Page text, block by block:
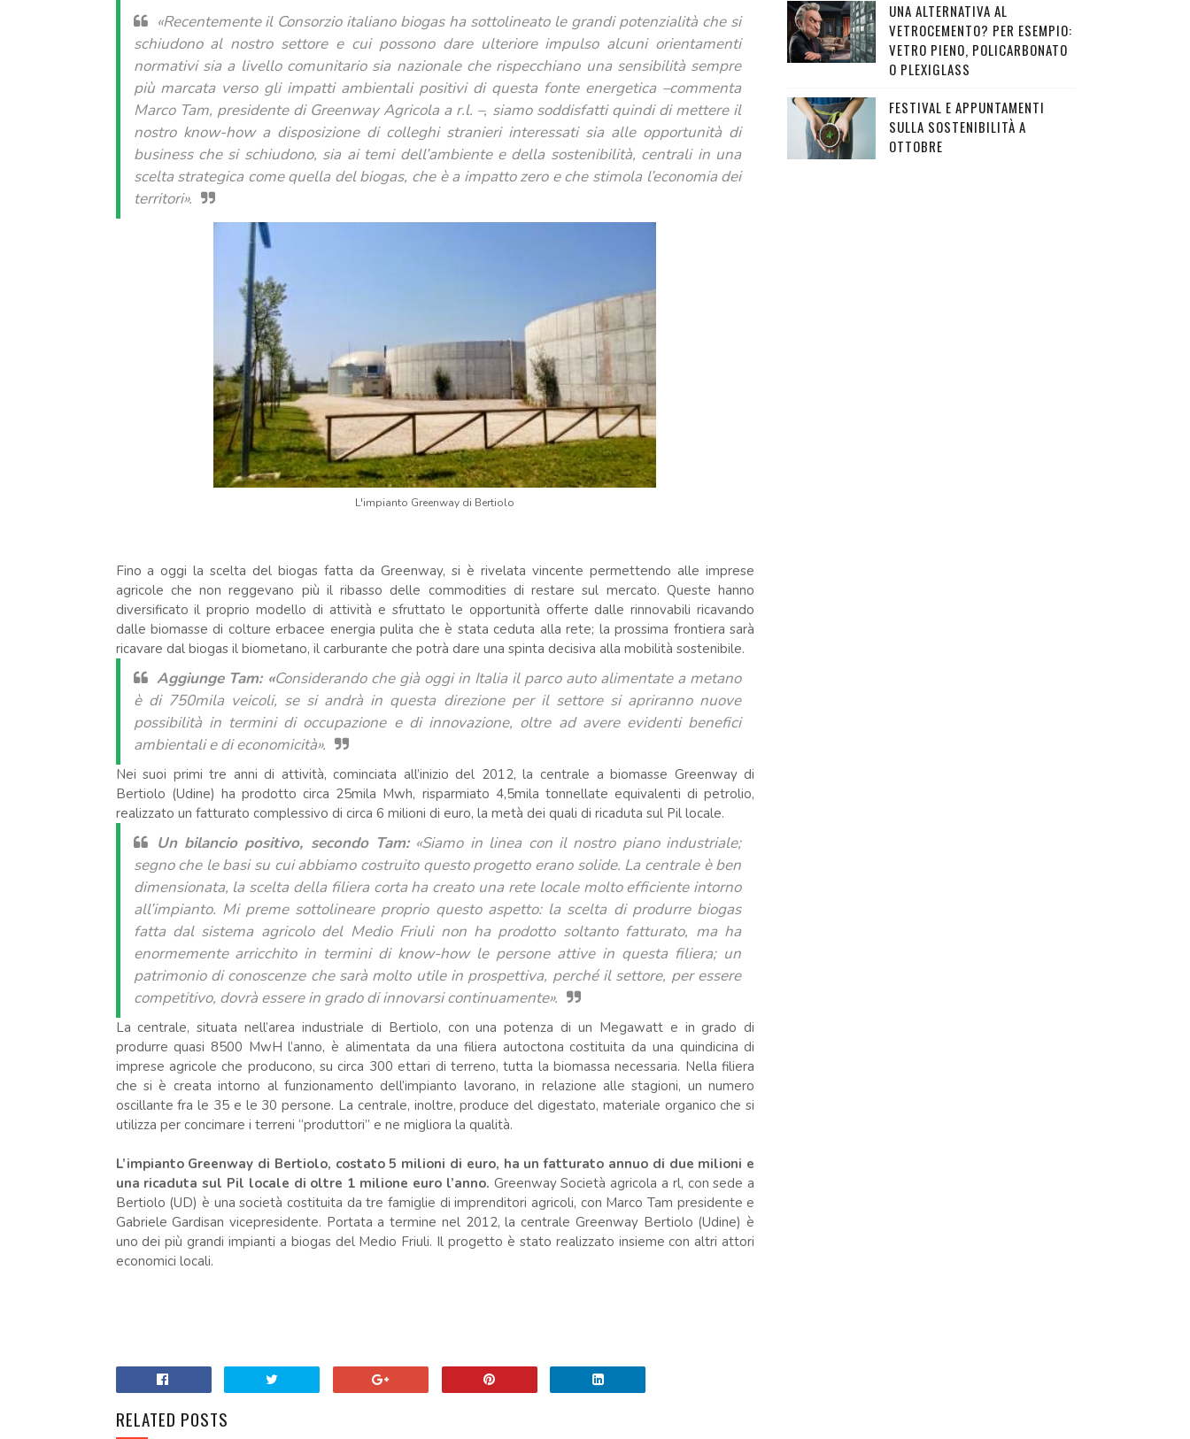
«Recentemente il Consorzio italiano biogas ha sottolineato le grandi potenzialità che si
schiudono al nostro settore e cui possono dare ulteriore impulso alcuni orientamenti
normativi sia a livello comunitario sia nazionale che rispecchiano una sensibilità sempre
più marcata verso gli impatti ambientali positivi di questa fonte energetica –commenta
Marco Tam, presidente di Greenway Agricola a r.l. –, siamo soddisfatti quindi di mettere il
nostro know-how a disposizione di colleghi stranieri interessati sia alle opportunità di
business che si schiudono, sia ai temi dell’ambiente e della sostenibilità, centrali in una
scelta strategica come quella del biogas, che è a impatto zero e che stimola l’economia dei
territori».
L'impianto Greenway di Bertiolo
Fino a oggi la scelta del biogas fatta da Greenway, si è rivelata vincente permettendo alle imprese
agricole che non reggevano più il ribasso delle commodities di restare sul mercato. Queste hanno
diversificato il proprio modello di attività e sfruttato le opportunità offerte dalle rinnovabili ricavando
dalle biomasse di colture erbacee energia pulita che è stata ceduta alla rete; la prossima frontiera sarà
ricavare dal biogas il biometano, il carburante che potrà dare una spinta decisiva alla mobilità sostenibile.
Aggiunge Tam:«Considerando che già oggi in Italia il parco auto alimentate a metano
è di 750mila veicoli, se si andrà in questa direzione per il settore si apriranno nuove
possibilità in termini di occupazione e di innovazione, oltre ad avere evidenti benefici
ambientali e di economicità».
Nei suoi primi tre anni di attività, cominciata all’inizio del 2012, la centrale a biomasse Greenway di
Bertiolo (Udine) ha prodotto circa 25mila Mwh, risparmiato 4,5mila tonnellate equivalenti di petrolio,
realizzato un fatturato complessivo di circa 6 milioni di euro, la metà dei quali di ricaduta sul Pil locale.
Un bilancio positivo, secondo Tam:«Siamo in linea con il nostro piano industriale;
segno che le basi su cui abbiamo costruito questo progetto erano solide. La centrale è ben
dimensionata, la scelta della filiera corta ha creato una rete locale molto efficiente intorno
all’impianto. Mi preme sottolineare proprio questo aspetto: la scelta di produrre biogas
fatta dal sistema agricolo del Medio Friuli non ha prodotto soltanto fatturato, ma ha
enormemente arricchito in termini di know-how le persone attive in questa filiera; un
patrimonio di conoscenze che sarà molto utile in prospettiva, perché il settore, per essere
competitivo, dovrà essere in grado di innovarsi continuamente».
La centrale, situata nell’area industriale di Bertiolo, con una potenza di un Megawatt e in grado di
produrre quasi 8500 MwH l’anno, è alimentata da una filiera autoctona costituita da una quindicina di
imprese agricole che producono, su circa 300 ettari di terreno, tutta la biomassa necessaria. Nella filiera
che si è creata intorno al funzionamento dell’impianto lavorano, in relazione alle stagioni, un numero
oscillante fra le 35 e le 30 persone. La centrale, inoltre, produce del digestato, materiale organico che si
utilizza per concimare i terreni “produttori” e ne migliora la qualità.
L’impianto Greenway di Bertiolo, costato 5 milioni di euro, ha un fatturato annuo di due milioni e
una ricaduta sul Pil locale di oltre 1 milione euro l’anno. Greenway Società agricola a rl, con sede a
Bertiolo (UD) è una società costituita da tre famiglie di imprenditori agricoli, con Marco Tam presidente e
Gabriele Gardisan vicepresidente. Portata a termine nel 2012, la centrale Greenway Bertiolo (Udine) è
uno dei più grandi impianti a biogas del Medio Friuli. Il progetto è stato realizzato insieme con altri attori
economici locali.
RELATED POSTS
UNA ALTERNATIVA AL
VETROCEMENTO? PER ESEMPIO:
VETRO PIENO, POLICARBONATO
O PLEXIGLASS
FESTIVAL E APPUNTAMENTI
SULLA SOSTENIBILITÀ A
OTTOBRE